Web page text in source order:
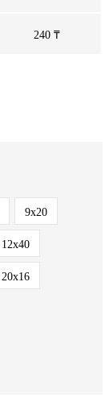
240 ₸
9x20
12x40
20x16